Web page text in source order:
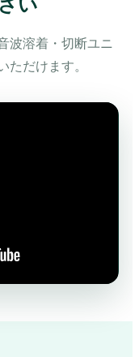
い
波溶着・切断ユニ
ただけます。